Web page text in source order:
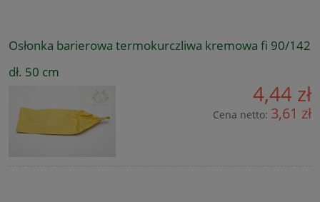
Osłonka barierowa termokurczliwa kremowa fi 90/142
dł. 50 cm
4,44 zł
Cena netto: 3,61 zł